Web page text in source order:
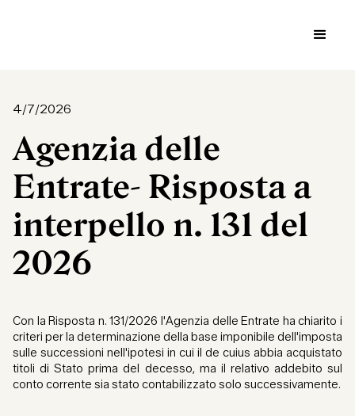
4/7/2026
Agenzia delle
Entrate- Risposta a
interpello n. 131 del
2026
Con la Risposta n. 131/2026 l'Agenzia delle Entrate ha chiarito i
criteri per la determinazione della base imponibile dell'imposta
sulle successioni nell'ipotesi in cui il de cuius abbia acquistato
titoli di Stato prima del decesso, ma il relativo addebito sul
conto corrente sia stato contabilizzato solo successivamente.